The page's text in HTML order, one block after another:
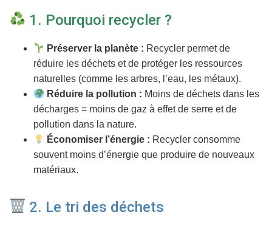
1. Pourquoi recycler ?
Préserver la planète : Recycler permet de
réduire les déchets et de protéger les ressources
naturelles (comme les arbres, l’eau, les métaux).
Réduire la pollution : Moins de déchets dans les
décharges = moins de gaz à effet de serre et de
pollution dans la nature.
Économiser l’énergie : Recycler consomme
souvent moins d’énergie que produire de nouveaux
matériaux.
2. Le tri des déchets